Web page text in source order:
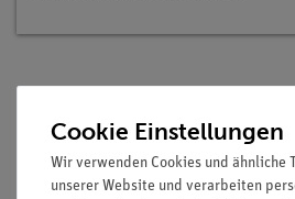
Prinzip
Cookie Einstellungen
Wir verwenden Cookies und ähnliche
unserer Website und verarbeiten